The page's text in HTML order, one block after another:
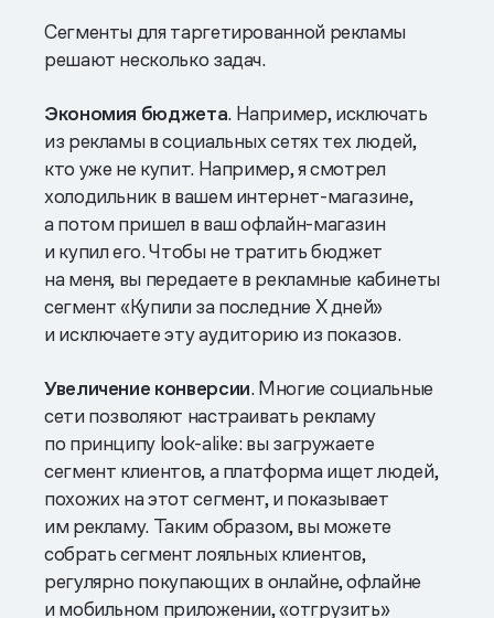
Сегменты для таргетированной рекламы
решают несколько задач.
Экономия бюджета. Например, исключать
из рекламы в социальных сетях тех людей,
кто уже не купит. Например, я смотрел
холодильник в вашем интернет-магазине,
а потом пришел в ваш офлайн-магазин
и купил его. Чтобы не тратить бюджет
на меня, вы передаете в рекламные кабинеты
сегмент «Купили за последние Х дней»
и исключаете эту аудиторию из показов.
Увеличение конверсии. Многие социальные
сети позволяют настраивать рекламу
по принципу look-alike: вы загружаете
сегмент клиентов, а платформа ищет людей,
похожих на этот сегмент, и показывает
им рекламу. Таким образом, вы можете
собрать сегмент лояльных клиентов,
регулярно покупающих в онлайне, офлайне
и мобильном приложении, «отгрузить»